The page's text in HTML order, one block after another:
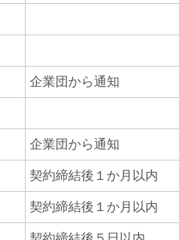
企業団から通知
企業団から通知
契約締結後１か月以内
契約締結後１か月以内